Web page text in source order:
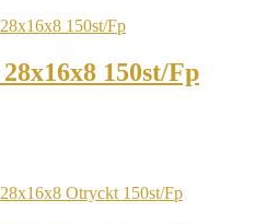
150st/Fp